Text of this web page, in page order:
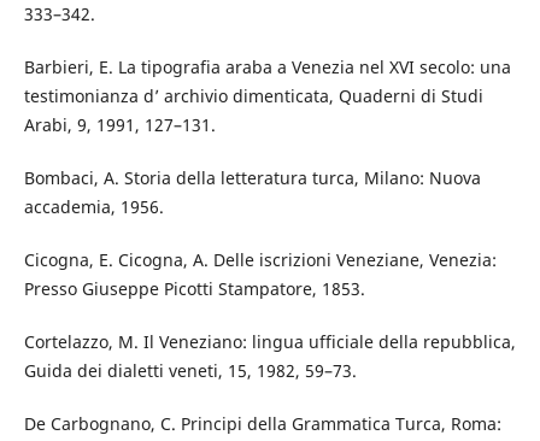
333–342.
Barbieri, E. La tipografia araba a Venezia nel XVI secolo: una
testimonianza d’ archivio dimenticata, Quaderni di Studi
Arabi, 9, 1991, 127–131.
Bombaci, A. Storia della letteratura turca, Milano: Nuova
accademia, 1956.
Cicogna, E. Cicogna, A. Delle iscrizioni Veneziane, Venezia:
Presso Giuseppe Picotti Stampatore, 1853.
Cortelazzo, M. Il Veneziano: lingua ufficiale della repubblica,
Guida dei dialetti veneti, 15, 1982, 59–73.
De Carbognano, C. Principi della Grammatica Turca, Roma: